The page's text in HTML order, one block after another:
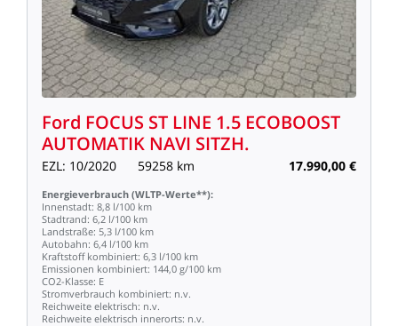
Ford FOCUS ST LINE 1.5 ECOBOOST
AUTOMATIK NAVI SITZH.
EZL: 10/2020 59258 km 17.990,00 €
Energieverbrauch (WLTP-Werte**):
Innenstadt: 8,8 l/100 km
Stadtrand: 6,2 l/100 km
Landstraße: 5,3 l/100 km
Autobahn: 6,4 l/100 km
Kraftstoff kombiniert: 6,3 l/100 km
Emissionen kombiniert: 144,0 g/100 km
CO2-Klasse: E
Stromverbrauch kombiniert: n.v.
Reichweite elektrisch: n.v.
Reichweite elektrisch innerorts: n.v.